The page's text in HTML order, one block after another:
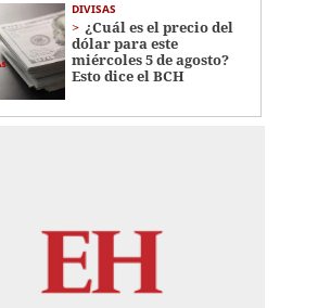
DIVISAS
¿Cuál es el precio del
dólar para este
miércoles 5 de agosto?
Esto dice el BCH